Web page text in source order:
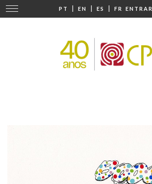
PT | EN | ES | FR ENTRAR
Mudar
navegação